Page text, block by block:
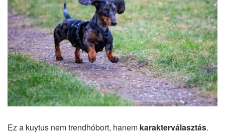
Ez a kuytus nem trendhóbort, hanem karakterválasztás.